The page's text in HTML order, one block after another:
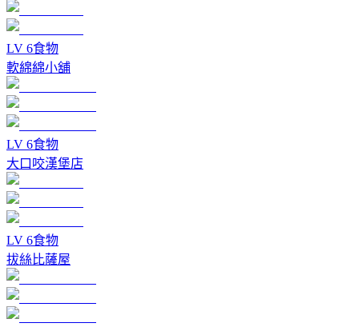
LV 6食物
軟綿綿小舖
LV 6食物
大口咬漢堡店
LV 6食物
拔絲比薩屋